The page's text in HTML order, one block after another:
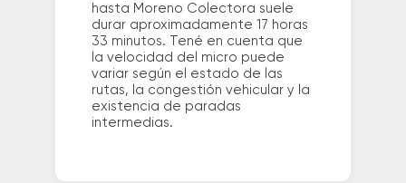
hasta Moreno Colectora suele
durar aproximadamente 17 horas
33 minutos. Tené en cuenta que
la velocidad del micro puede
variar según el estado de las
rutas, la congestión vehicular y la
existencia de paradas
intermedias.